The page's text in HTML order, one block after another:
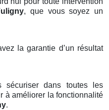
, que vous soyez un
la garantie d’un résultat
sécuriser dans toutes les
à améliorer la fonctionnalité
.